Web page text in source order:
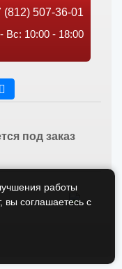
(812) 507-36-01
Вс: 10:00 - 18:00
под заказ
работы
вы соглашаетесь с